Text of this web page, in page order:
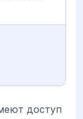
доступ